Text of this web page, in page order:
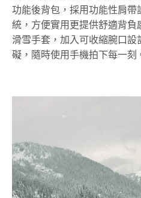
功能後背包，採用功能性肩帶
統，方便實用更提供舒適背負
滑雪手套，加入可收縮腕口設
礙，隨時使用手機拍下每一刻